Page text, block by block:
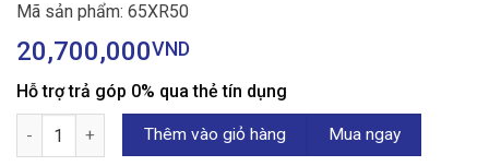
Mã sản phẩm: 65XR50
20,700,000VND
Hỗ trợ trả góp 0% qua thẻ tín dụng
Google Tivi Mini LED Sony AI 4K 65 inch K-65XR50 số lượng
Thêm vào giỏ hàng Mua ngay